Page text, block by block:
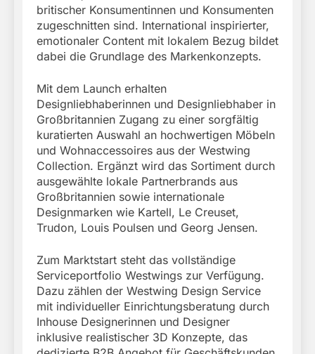
britischer Konsumentinnen und Konsumenten
zugeschnitten sind. International inspirierter,
emotionaler Content mit lokalem Bezug bildet
dabei die Grundlage des Markenkonzepts.
Mit dem Launch erhalten
Designliebhaberinnen und Designliebhaber in
Großbritannien Zugang zu einer sorgfältig
kuratierten Auswahl an hochwertigen Möbeln
und Wohnaccessoires aus der Westwing
Collection. Ergänzt wird das Sortiment durch
ausgewählte lokale Partnerbrands aus
Großbritannien sowie internationale
Designmarken wie Kartell, Le Creuset,
Trudon, Louis Poulsen und Georg Jensen.
Zum Marktstart steht das vollständige
Serviceportfolio Westwings zur Verfügung.
Dazu zählen der Westwing Design Service
mit individueller Einrichtungsberatung durch
Inhouse Designerinnen und Designer
inklusive realistischer 3D Konzepte, das